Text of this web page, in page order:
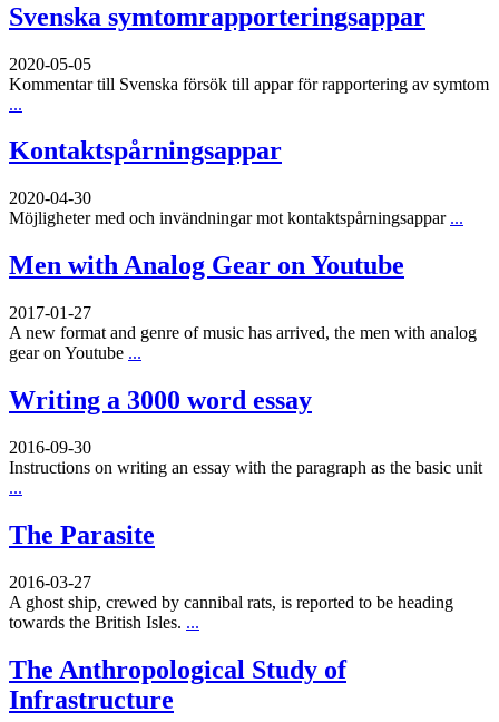
Svenska symtomrapporteringsappar
2020-05-05
Kommentar till Svenska försök till appar för rapportering av symtom
...
Kontaktspårningsappar
2020-04-30
Möjligheter med och invändningar mot kontaktspårningsappar ...
Men with Analog Gear on Youtube
2017-01-27
A new format and genre of music has arrived, the men with analog
gear on Youtube ...
Writing a 3000 word essay
2016-09-30
Instructions on writing an essay with the paragraph as the basic unit
...
The Parasite
2016-03-27
A ghost ship, crewed by cannibal rats, is reported to be heading
towards the British Isles. ...
The Anthropological Study of
Infrastructure